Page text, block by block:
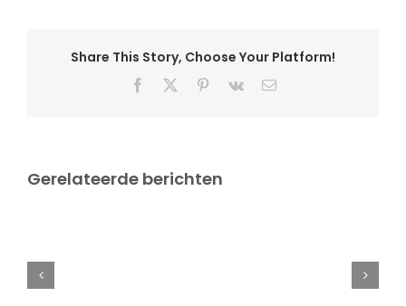
Sporttalent
het
Share This Story, Choose Your Platform!
Facebook Pinterest
Vk
E-
Gerelateerde berichten